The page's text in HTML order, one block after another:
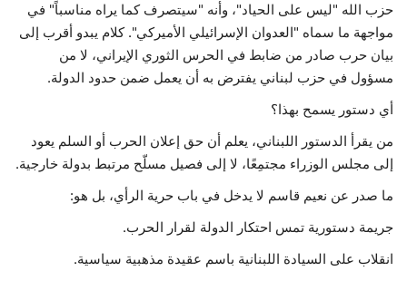
حزب الله "ليس على الحياد"، وأنه "سيتصرف كما يراه مناسباً" في
مواجهة ما سماه "العدوان الإسرائيلي الأميركي". كلام يبدو أقرب إلى
بيان حرب صادر من ضابط في الحرس الثوري الإيراني، لا من
مسؤول في حزب لبناني يفترض به أن يعمل ضمن حدود الدولة.
أي دستور يسمح بهذا؟
من يقرأ الدستور اللبناني، يعلم أن حق إعلان الحرب أو السلم يعود
إلى مجلس الوزراء مجتمِعًا، لا إلى فصيل مسلّح مرتبط بدولة خارجية.
ما صدر عن نعيم قاسم لا يدخل في باب حرية الرأي، بل هو:
جريمة دستورية تمس احتكار الدولة لقرار الحرب.
انقلاب على السيادة اللبنانية باسم عقيدة مذهبية سياسية.